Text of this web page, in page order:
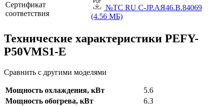
Сертификат
соответствия
№TC RU C-JP.АЯ46.B.84069
(4.56 МБ)
Технические характеристики PEFY-
P50VMS1-E
Сравнить с другими моделями
Мощность охлаждения, кВт
5.6
Мощность обогрева, кВт
6.3